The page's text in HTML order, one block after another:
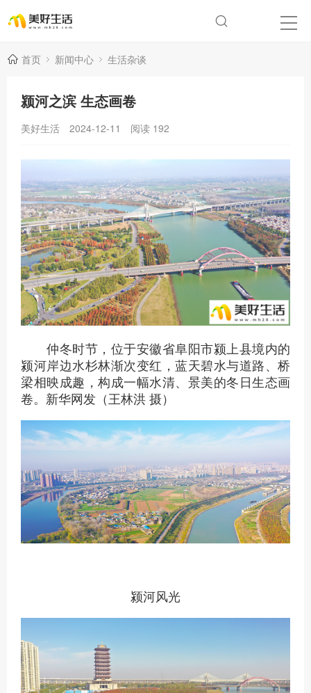
首页 新闻中心 生活杂谈
颍河之滨 生态画卷
美好生活 2024-12-11 阅读 192
仲冬时节，位于安徽省阜阳市颍上县境内的
颍河岸边水杉林渐次变红，蓝天碧水与道路、桥
梁相映成趣，构成一幅水清、景美的冬日生态画
卷。新华网发（王林洪 摄）
颍河风光